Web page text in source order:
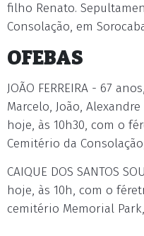
filho Renato.
Consolação, em
OFEBAS
JOÃO FERREIRA - 67
Marcelo, João,
hoje, às 10h30, com o
Cemitério da
CAIQUE DOS SANTOS
hoje, às 10h, com o
cemitério Memorial